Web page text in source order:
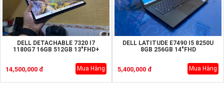
DELL DETACHABLE 7320 I7
1180G7 16GB 512GB 13"FHD+
14,500,000 đ Mua Hàng
DELL LATITUDE E7490 I5 8250U
8GB 256GB 14"FHD
5,400,000 đ Mua Hàng